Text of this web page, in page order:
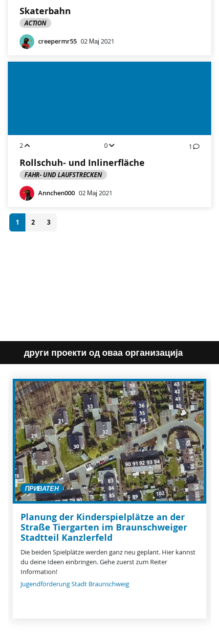
Skaterbahn
ACTION
creepermr55 02 Мај 2021
2 0 1
Rollschuh- und Inlinerfläche
FAHR- UND LAUFSTRECKEN
Annchen000 02 Мај 2021
1 2 3
други проекти од оваа организација
ПРИВАТЕН
Planung der Kinderspielplätze an der
Straße Tiergarten im Braunschweiger
Stadtteil Kanzlerfeld
Die beiden Spielplätze werden ganz neu geplant. Hier kannst
du deine Ideen einbringen. Gehe zuerst zum Reiter
Information!
Jugendförderung Stadt Braunschweig